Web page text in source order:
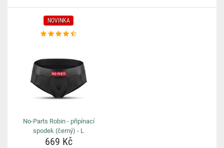
NOVINKA
No-Parts Robin - připínací
spodek (černý) - L
669 Kč